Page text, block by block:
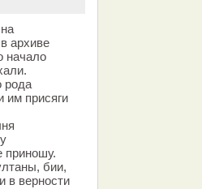
архиве
начало
рода
им присяги
приношу.
бии,
в верности